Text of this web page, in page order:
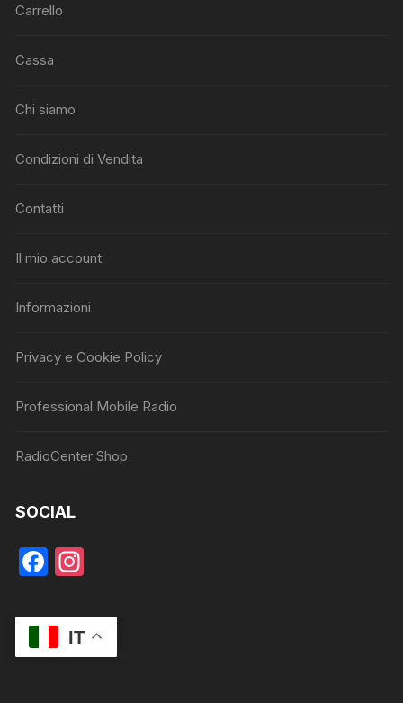
Carrello
Cassa
Chi siamo
Condizioni di Vendita
Contatti
Il mio account
Informazioni
Privacy e Cookie Policy
Professional Mobile Radio
RadioCenter Shop
SOCIAL
F
c
e
a
gr
IT